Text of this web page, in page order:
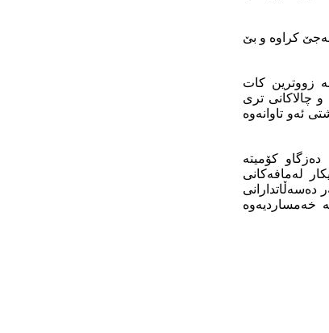
کراوە و بێ
زووترین کات
چالاکانى ترى
ئەو تاوانەوە
کۆمیتە
لەمافەکانی
دەسەڵاتدارانی
خەمساردیەوە